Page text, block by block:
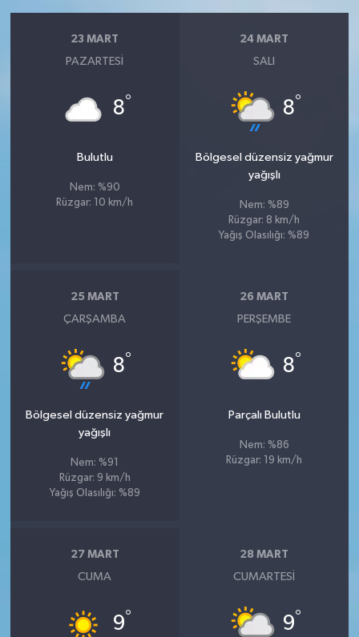
23 MART
PAZARTESI
8°
Bulutlu
Nem: %90
Rüzgar: 10 km/h
24 MART
SALI
8°
Bölgesel düzensiz yağmur
yağışlı
Nem: %89
Rüzgar: 8 km/h
Yağış Olasılığı: %89
25 MART
ÇARŞAMBA
8°
Bölgesel düzensiz yağmur
yağışlı
Nem: %91
Rüzgar: 9 km/h
Yağış Olasılığı: %89
26 MART
PERŞEMBE
8°
Parçalı Bulutlu
Nem: %86
Rüzgar: 19 km/h
27 MART
CUMA
9°
28 MART
CUMARTESI
9°